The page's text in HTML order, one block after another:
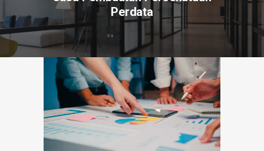
Perdata